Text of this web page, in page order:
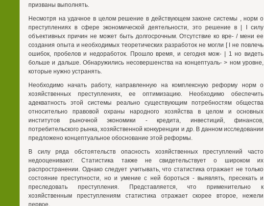
призваны выполнять.
Несмотря на удачное в целом решение в действующем законе системы , норм о
преступлениях в сфере экономической деятельности, это решение в | I силу
объективных причин не может быть долгосрочным. Отсутствие ко вре- / мени ее
создания опыта и необходимых теоретических разработок не могли [ I не повлечь
ошибок, пробелов и недоработок. Прошло время, и сегодня мож- | 1 но видеть
больше и дальше. Обнаружились несовершенства на концептуаль- > ном уровне,
которые нужно устранять.
Необходимо начать работу, направленную на комплексную реформу норм о
хозяйственных преступлениях, ее оптимизацию. Необходимо обеспечить
адекватность этой системы реально существующим потребностям общества
относительно правовой охраны народного хозяйства в целом и основных
институтов рыночной экономики - кредита, инвестиций, финансов,
потребительского рынка, хозяйственной конкуренции и др. В данном исследовании
предложено концептуальное обоснование этой реформы.
В силу ряда обстоятельств опасность хозяйственных преступлений часто
недооценивают. Статистика также не свидетельствует о широком их
распространении. Однако следует учитывать, что статистика отражает не только
состояние преступности, но и умение с ней бороться - выявлять, пресекать и
преследовать преступления. Представляется, что применительно к
хозяйственным преступлениям статистика отражает скорее второе, нежели
первое.